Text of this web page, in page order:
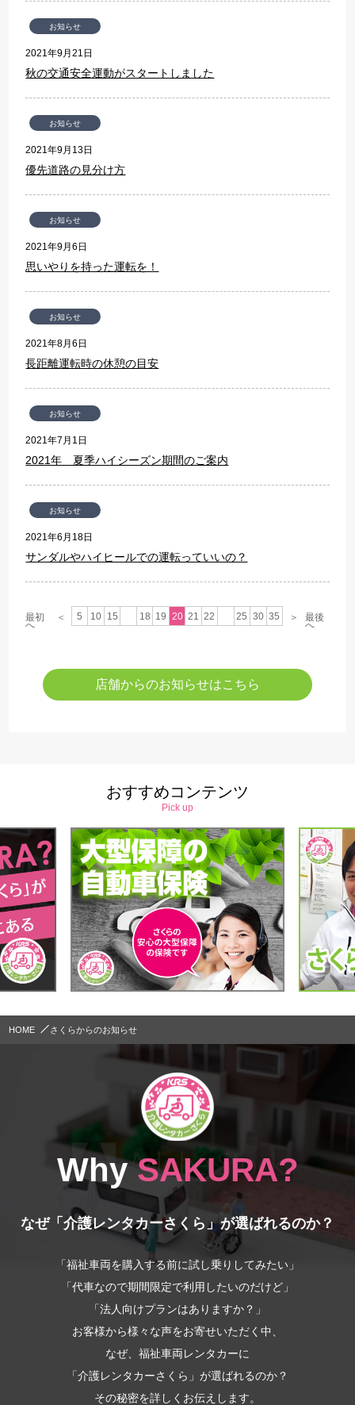
2021年9月21日
お知らせ
秋の交通安全運動がスタートしました
2021年9月13日
お知らせ
優先道路の見分け方
2021年9月6日
お知らせ
思いやりを持った運転を！
2021年8月6日
お知らせ
長距離運転時の休憩の目安
2021年7月1日
お知らせ
2021年 夏季ハイシーズン期間のご案内
2021年6月18日
お知らせ
サンダルやハイヒールでの運転っていいの？
最初
へ
＜ 5 10 15 18 19 20 21 22 25 30 35 ＞ 最後
へ
店舗からのお知らせはこちら
おすすめコンテンツ
Pick up
HOME さくらからのお知らせ
WhySAKURA?
なぜ「介護レンタカーさくら」が選ばれるのか？
「福祉車両を購入する前に試し乗りしてみたい」
「代車なので期間限定で利用したいのだけど」
「法人向けプランはありますか？」
お客様から様々な声をお寄せいただく中、
なぜ、福祉車両レンタカーに
「介護レンタカーさくら」が選ばれるのか？
その秘密を詳しくお伝えします。